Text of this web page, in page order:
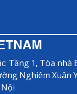
Tầng 1, Tòa nhà
Nghiêm Xuân